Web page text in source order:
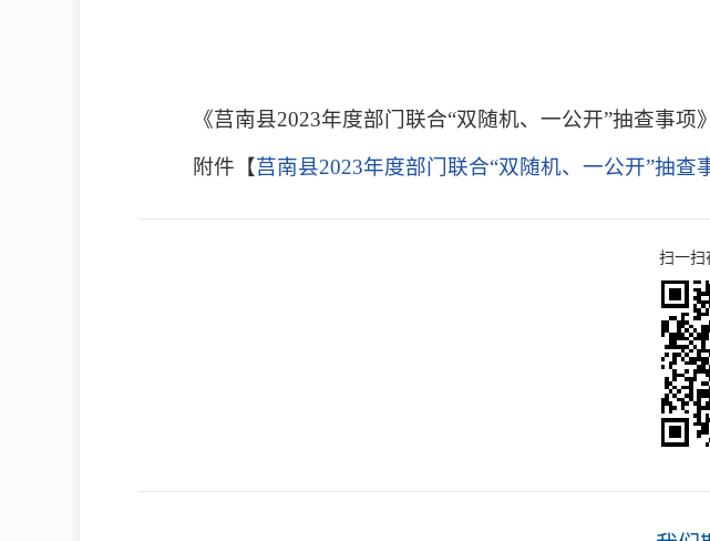
《莒南县2023年度部门联合“双随机、一公开”抽查事项
附件【莒南县2023年度部门联合“双随机、一公开”抽查
扫一扫